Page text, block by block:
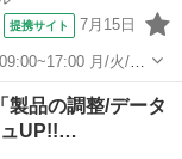
提携サイト 7月15日
研...
製品の調整/データ
ュUP!!…